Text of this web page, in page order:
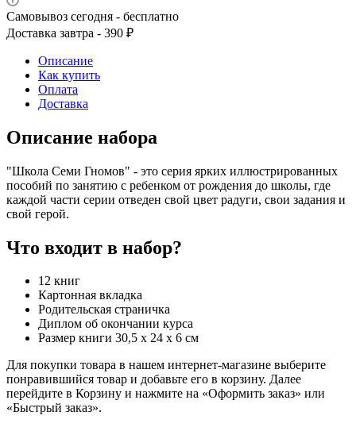
Самовывоз сегодня - бесплатно
Доставка завтра - 390 ₽
Описание
Как купить
Оплата
Доставка
Описание набора
"Школа Семи Гномов" - это серия ярких иллюстрированных
пособий по занятию с ребенком от рождения до школы, где
каждой части серии отведен свой цвет радуги, свои задания и
свой герой.
Что входит в набор?
12 книг
Картонная вкладка
Родительская страничка
Диплом об окончании курса
Размер книги 30,5 x 24 х 6 см
Для покупки товара в нашем интернет-магазине выберите
понравившийся товар и добавьте его в корзину. Далее
перейдите в Корзину и нажмите на «Оформить заказ» или
«Быстрый заказ».